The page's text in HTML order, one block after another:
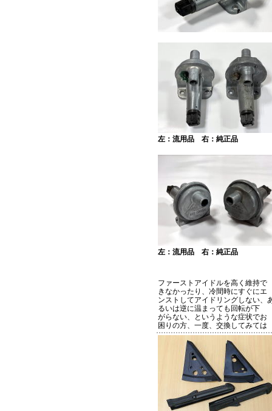
左：流用品 右：純正品
左：流用品 右：純正品
ファーストアイドルを高く維持で
きなかったり、冷間時にすぐにエ
ンストしてアイドリングしない、
るいは逆に温まっても回転が下
がらない、というような症状でお
困りの方、一度、交換してみては